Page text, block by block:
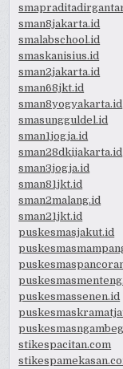
sman8jakarta.id
smalabschool.id
smaskanisius.id
sman2jakarta.id
sman68jkt.id
sman8yogyakarta.id
smasungguldel.id
sman1jogja.id
sman28dkijakarta.id
sman3jogja.id
sman81jkt.id
sman2malang.id
sman21jkt.id
puskesmasjakut.id
puskesmassenen.id
stikespacitan.com